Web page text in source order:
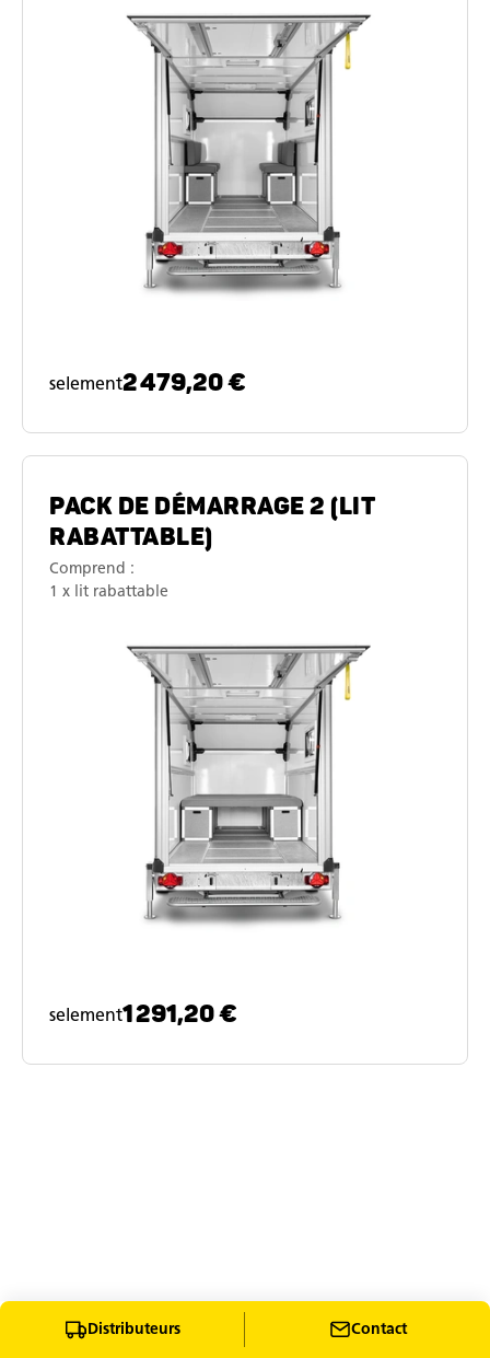
selement2 479,20 €
PACK DE DÉMARRAGE 2 (LIT
RABATTABLE)
Comprend :
1 x lit rabattable
selement1 291,20 €
Distributeurs Contact